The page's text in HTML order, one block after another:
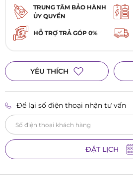
TRUNG TÂM BẢO HÀNH
ỦY QUYỀN
HỖ TRỢ TRẢ GÓP 0%
YÊU THÍCH
Để lại số điện thoại nhận tư vấn
ĐẶT LỊCH